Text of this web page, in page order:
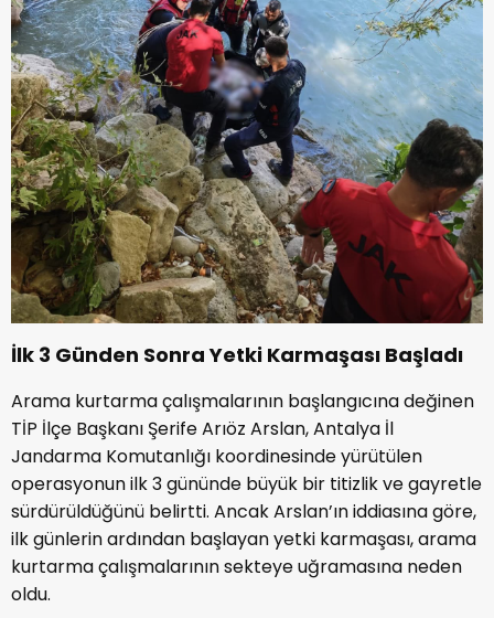
İlk 3 Günden Sonra Yetki Karmaşası Başladı
Arama kurtarma çalışmalarının başlangıcına değinen
TİP İlçe Başkanı Şerife Arıöz Arslan, Antalya İl
Jandarma Komutanlığı koordinesinde yürütülen
operasyonun ilk 3 gününde büyük bir titizlik ve gayretle
sürdürüldüğünü belirtti. Ancak Arslan’ın iddiasına göre,
ilk günlerin ardından başlayan yetki karmaşası, arama
kurtarma çalışmalarının sekteye uğramasına neden
oldu.